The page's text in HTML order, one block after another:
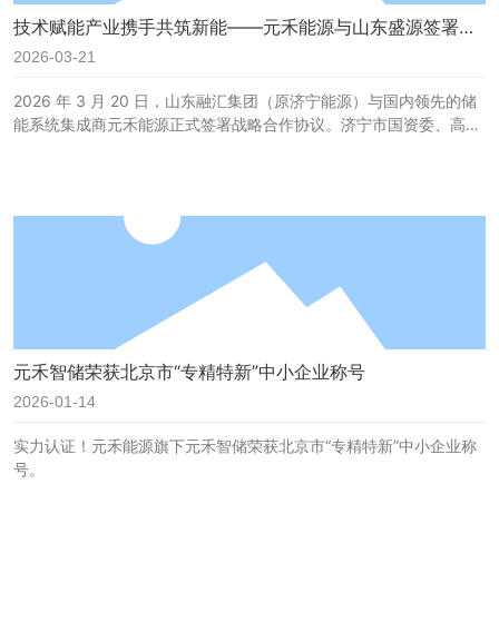
技术赋能产业携手共筑新能——元禾能源与山东盛源签署合
资合作协议
2026-03-21
2026 年 3 月 20 日，山东融汇集团（原济宁能源）与国内领先的储
能系统集成商元禾能源正式签署战略合作协议。济宁市国资委、高新
元禾智储荣获北京市“专精特新”中小企业称号
2026-01-14
实力认证！元禾能源旗下元禾智储荣获北京市“专精特新”中小企业称
号。